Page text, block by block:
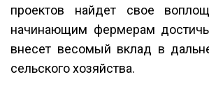
проектов найдет свое
начинающим фермерам
внесет весомый вклад в
сельского хозяйства.